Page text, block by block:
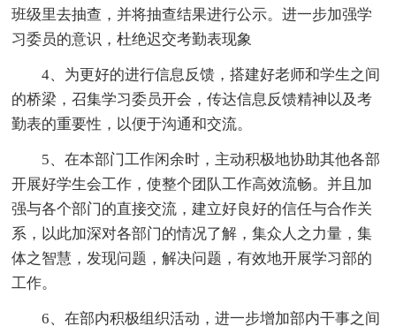
班级里去抽查，并将抽查结果进行公示。进一步加强学
习委员的意识，杜绝迟交考勤表现象
4、为更好的进行信息反馈，搭建好老师和学生之间
的桥梁，召集学习委员开会，传达信息反馈精神以及考
勤表的重要性，以便于沟通和交流。
5、在本部门工作闲余时，主动积极地协助其他各部
开展好学生会工作，使整个团队工作高效流畅。并且加
强与各个部门的直接交流，建立好良好的信任与合作关
系，以此加深对各部门的情况了解，集众人之力量，集
体之智慧，发现问题，解决问题，有效地开展学习部的
工作。
6、在部内积极组织活动，进一步增加部内干事之间